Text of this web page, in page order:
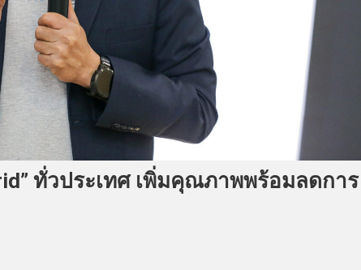
ทั่วประเทศ เพิ่มคุณภาพพร้อมลดการ